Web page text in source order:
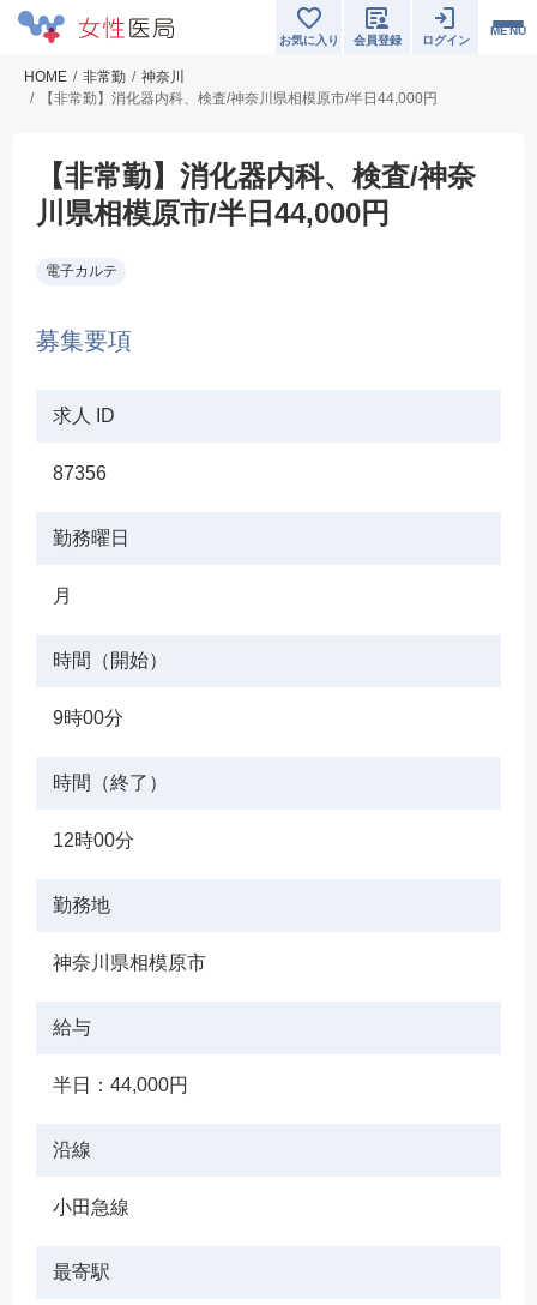
MENU
お気に入り 会員登録 ログイン
HOME 非常勤
神奈川
【非常勤】消化器内科、検査/神奈川県相模原市/半日44,000円
【非常勤】消化器内科、検査/神奈
川県相模原市/半日44,000円
電子カルテ
募集要項
求人 ID
87356
勤務曜日
月
時間（開始）
9時00分
時間（終了）
12時00分
勤務地
神奈川県相模原市
給与
半日：44,000円
沿線
小田急線
最寄駅